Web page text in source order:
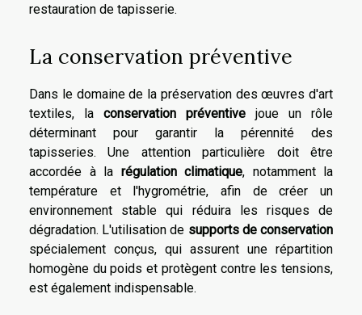
restauration de tapisserie.
La conservation préventive
Dans le domaine de la préservation des œuvres d'art
textiles, la conservation préventive joue un rôle
déterminant pour garantir la pérennité des
tapisseries. Une attention particulière doit être
accordée à la régulation climatique, notamment la
température et l'hygrométrie, afin de créer un
environnement stable qui réduira les risques de
dégradation. L'utilisation de supports de conservation
spécialement conçus, qui assurent une répartition
homogène du poids et protègent contre les tensions,
est également indispensable.